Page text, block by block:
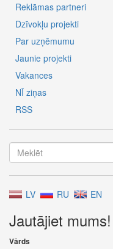
Reklāmas partneri
Dzīvokļu projekti
Par uzņēmumu
Jaunie projekti
Vakances
NĪ ziņas
RSS
LV RU EN
Jautājiet mums!
Vārds